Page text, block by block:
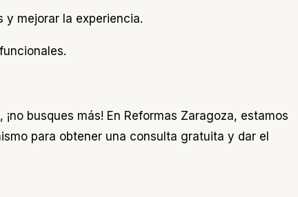
y mejorar la experiencia.
busques más! En Reformas Zaragoza, estamos
para obtener una consulta gratuita y dar el